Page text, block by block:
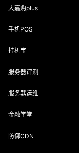
大嘉购plus
手机POS
挂机宝
服务器评测
服务器运维
金融学堂
防御CDN